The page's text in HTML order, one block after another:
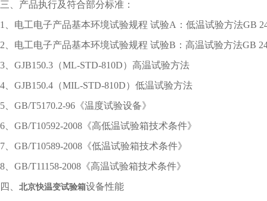
三、 产品执行及符合部分标准：
1、电工电子产品基本环境试验规程 试验A：低温试验方法GB
2、电工电子产品基本环境试验规程 试验B：高温试验方法GB
3、GJB150.3（ML-STD-810D）高温试验方法
4、GJB150.4（MIL-STD-810D）低温试验方法
5、GB/T5170.2-96《温度试验设备》
6、GB/T10592-2008《高低温试验箱技术条件》
7、GB/T10589-2008《低温试验箱技术条件》
8、GB/T11158-2008《高温试验箱技术条件》
四、 北京快温变试验箱设备性能